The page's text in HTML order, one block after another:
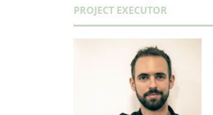
PROJECT EXECUTOR